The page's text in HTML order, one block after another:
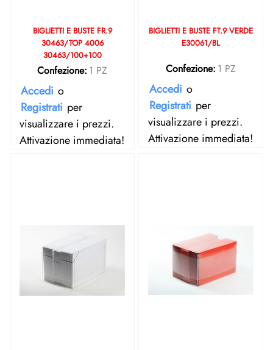
BIGLIETTI E BUSTE FR.9
30463/TOP 4006
30463/100+100
Confezione: 1 PZ
Accedi o
Registrati per
visualizzare i prezzi.
Attivazione immediata!
BIGLIETTI E BUSTE FT.9 VERDE
E30061/BL
Confezione: 1 PZ
Accedi o
Registrati per
visualizzare i prezzi.
Attivazione immediata!